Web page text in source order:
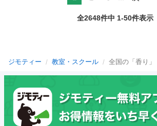
全2648件中 1-50件表示
ジモティー 教室・スクール 全国の「香り」